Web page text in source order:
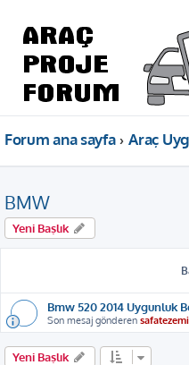
Forum ana sayfa
BMW
Yeni Başlık
Bmw 520 2014 Uygunluk
Son mesaj gönderen
Yeni Başlık